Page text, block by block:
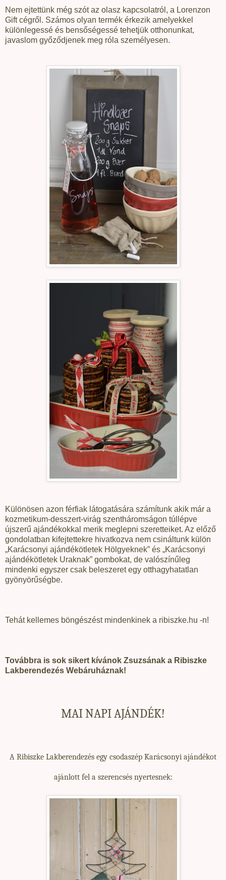
Nem ejtettünk még szót az olasz kapcsolatról, a Lorenzon
Gift cégről. Számos olyan termék érkezik amelyekkel
különlegessé és bensőségessé tehetjük otthonunkat,
javaslom győződjenek meg róla személyesen.
Különösen azon férfiak látogatására számítunk akik már a
kozmetikum-desszert-virág szentháromságon túllépve
újszerű ajándékokkal merik meglepni szeretteiket. Az előző
gondolatban kifejtettekre hivatkozva nem csináltunk külön
„Karácsonyi ajándékötletek Hölgyeknek” és „Karácsonyi
ajándékötletek Uraknak” gombokat, de valószínűleg
mindenki egyszer csak beleszeret egy otthagyhatatlan
gyönyörűségbe.
Tehát kellemes böngészést mindenkinek a ribiszke.hu -n!
Továbbra is sok sikert kívánok Zsuzsának a Ribiszke
Lakberendezés Webáruháznak!
MAI NAPI AJÁNDÉK!
A Ribiszke Lakberendezés egy csodaszép Karácsonyi ajándékot
ajánlott fel a szerencsés nyertesnek: